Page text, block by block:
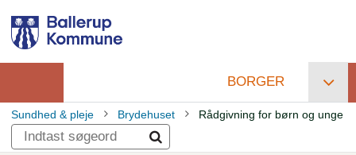
hovedindhold
Primær
navigation
BORGER
Brødkrumme
Sundhed & pleje Brydehuset Rådgivning for børn og unge